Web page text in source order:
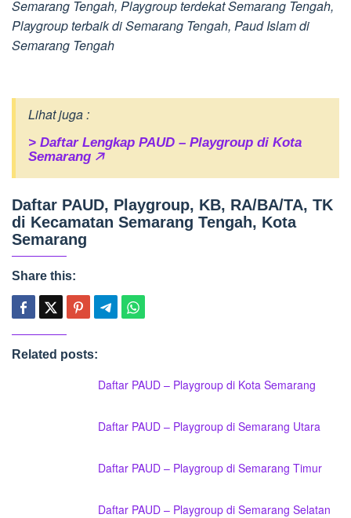
Semarang Tengah, Playgroup terdekat Semarang Tengah,
Playgroup terbaik di Semarang Tengah, Paud Islam di
Semarang Tengah
Lihat juga :
> Daftar Lengkap PAUD – Playgroup di Kota
Semarang 🡥
Daftar PAUD, Playgroup, KB, RA/BA/TA, TK
di Kecamatan Semarang Tengah, Kota
Semarang
Share this:
Related posts:
Daftar PAUD – Playgroup di Kota Semarang
Daftar PAUD – Playgroup di Semarang Utara
Daftar PAUD – Playgroup di Semarang Timur
Daftar PAUD – Playgroup di Semarang Selatan